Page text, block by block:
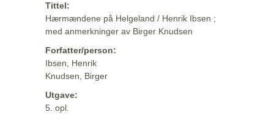
Tittel:
Hærmændene på Helgeland / Henrik Ibsen ;
med anmerkninger av Birger Knudsen
Forfatter/person:
Ibsen, Henrik
Knudsen, Birger
Utgave:
5. opl.